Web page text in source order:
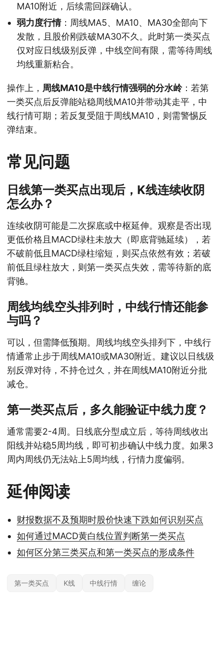
MA10附近，后续需回踩确认。
弱力度行情：周线MA5、MA10、MA30全部向下
发散，且股价刚跌破MA30不久。此时第一类买点
仅对应日线级别反弹，中线空间有限，需等待周线
均线重新粘合。
操作上， 周线MA10是中线行情强弱的分水岭：若第
一类买点后反弹能站稳周线MA10并带动其走平，中
线行情可期；若反复受阻于周线MA10，则需警惕反
弹结束。
常见问题
日线第一类买点出现后，K线连续收阴
怎么办？
连续收阴可能是二次探底或中枢延伸。观察是否出现
更低价格且MACD绿柱未放大（即底背驰延续），若
不破前低且MACD绿柱缩短，则买点依然有效；若破
前低且绿柱放大，则第一类买点失效，需等待新的底
背驰。
周线均线空头排列时，中线行情还能参
与吗？
可以，但需降低预期。周线均线空头排列下，中线行
情通常止步于周线MA10或MA30附近。建议以日线级
别反弹对待，不持仓过久，并在周线MA10附近分批
减仓。
第一类买点后，多久能验证中线力度？
通常需要2-4周。日线底分型成立后，等待周线收出
阳线并站稳5周均线，即可初步确认中线力度。如果3
周内周线仍无法站上5周均线，行情力度偏弱。
延伸阅读
财报数据不及预期时股价快速下跌如何识别买点
如何通过MACD黄白线位置判断第一类买点
如何区分第三类买点和第一类买点的形成条件
第一类买点 K线 中线行情 缠论